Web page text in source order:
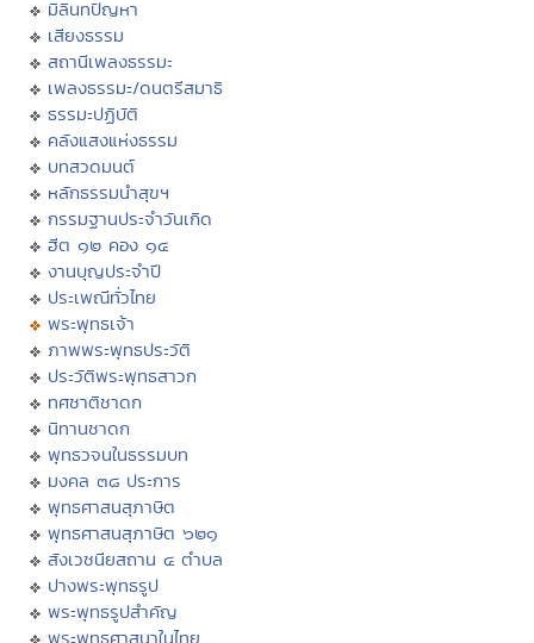
มิลินทปัญหา
เสียงธรรม
สถานีเพลงธรรมะ
เพลงธรรมะ/ดนตรีสมาธิ
ธรรมะปฏิบัติ
คลังแสงแห่งธรรม
บทสวดมนต์
หลักธรรมนำสุขฯ
กรรมฐานประจำวันเกิด
ฮีต ๑๒ คอง ๑๔
งานบุญประจำปี
ประเพณีทั่วไทย
พระพุทธเจ้า
ภาพพระพุทธประวัติ
ประวัติพระพุทธสาวก
ทศชาติชาดก
นิทานชาดก
พุทธวจนในธรรมบท
มงคล ๓๘ ประการ
พุทธศาสนสุภาษิต
พุทธศาสนสุภาษิต ๖๒๑
สังเวชนียสถาน ๔ ตำบล
ปางพระพุทธรูป
พระพุทธรูปสำคัญ
พระพุทธศาสนาในไทย